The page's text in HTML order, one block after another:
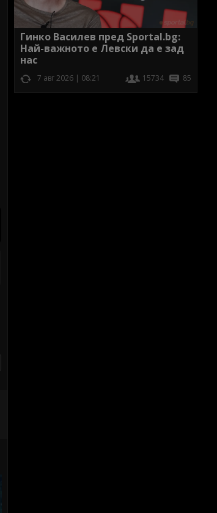
Гинко Василев пред Sportal.bg:
Най-важното е Левски да е зад
нас
7 авг 2026 | 08:21 15734 85